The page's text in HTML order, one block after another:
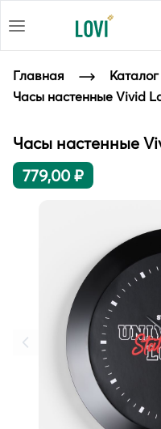
Главная
Каталог
Часы настенные Vivid
Часы настенные
779,00 ₽